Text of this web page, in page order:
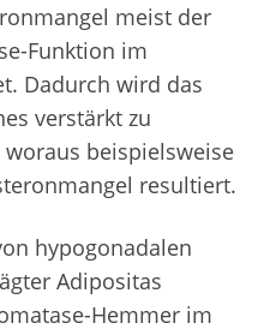
meist der
Funktion im
Dadurch wird das
verstärkt zu
beispielsweise
resultiert.
hypogonadalen
Adipositas
Hemmer im